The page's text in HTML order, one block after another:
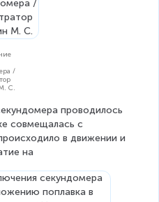
/
С.
проводилось
совмещалась с
в движении и
на